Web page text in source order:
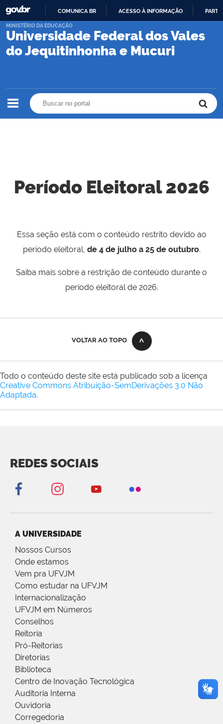
PARA
CONTEÚDO
COMUNICA BR ACESSO À INFORMAÇÃO
Universidade Federal dos Vales
do Jequitinhonha e Mucuri
MINISTÉRIO DA EDUCAÇÃO
Período Eleitoral 2026
Essa seção está com o conteúdo restrito devido ao
período eleitoral, de 4 de julho a 25 de outubro.
Saiba mais sobre a restrição de conteúdo durante o
período eleitoral de 2026.
VOLTAR AO TOPO
Todo o conteúdo deste site está publicado sob a licença
Creative Commons Atribuição-SemDerivações 3.0 Não
Adaptada.
REDES SOCIAIS
A UNIVERSIDADE
Nossos Cursos
Onde estamos
Vem pra UFVJM
Como estudar na UFVJM
Internacionalização
UFVJM em Números
Conselhos
Reitoria
Pró-Reitorias
Diretorias
Biblioteca
Centro de Inovação Tecnológica
Auditoria Interna
Ouvidoria
Corregedoria